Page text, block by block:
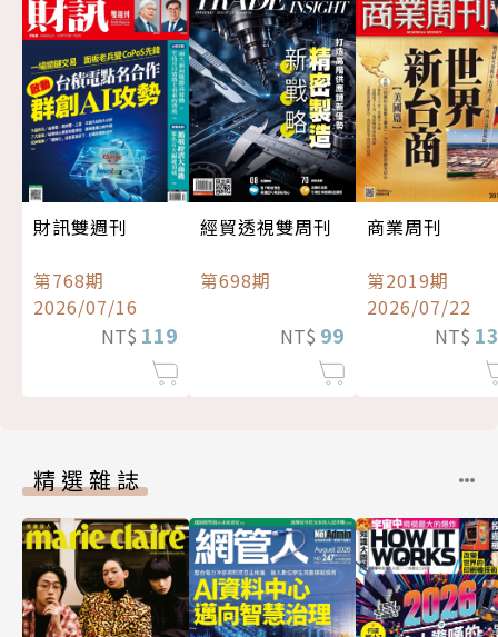
財訊雙週刊
第768期
2026/07/16
NT$ 119
經貿透視雙周刊
第698期
NT$ 99
商業周刊
第2019期
2026/07/22
NT$
精選雜誌